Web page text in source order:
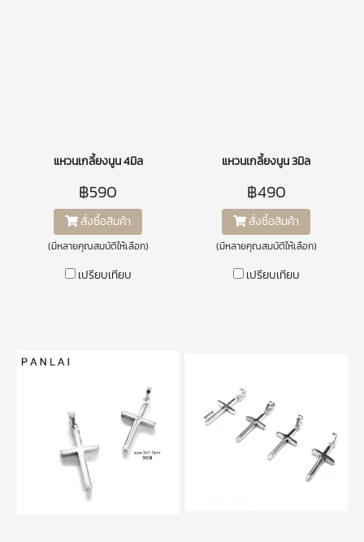
แหวนเกลี้ยงนูน 4มิล
฿590
สั่งซื้อสินค้า
(มีหลายคุณสมบัติให้เลือก)
เปรียบเทียบ
แหวนเกลี้ยงนูน 3มิล
฿490
สั่งซื้อสินค้า
(มีหลายคุณสมบัติให้เลือก)
เปรียบเทียบ